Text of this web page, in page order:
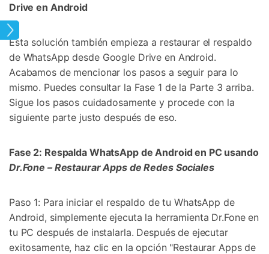
Drive en Android
Esta solución también empieza a restaurar el respaldo
de WhatsApp desde Google Drive en Android.
Acabamos de mencionar los pasos a seguir para lo
mismo. Puedes consultar la Fase 1 de la Parte 3 arriba.
Sigue los pasos cuidadosamente y procede con la
siguiente parte justo después de eso.
Fase 2: Respalda WhatsApp de Android en PC usando
Dr.Fone – Restaurar Apps de Redes Sociales
Paso 1: Para iniciar el respaldo de tu WhatsApp de
Android, simplemente ejecuta la herramienta Dr.Fone en
tu PC después de instalarla. Después de ejecutar
exitosamente, haz clic en la opción "Restaurar Apps de